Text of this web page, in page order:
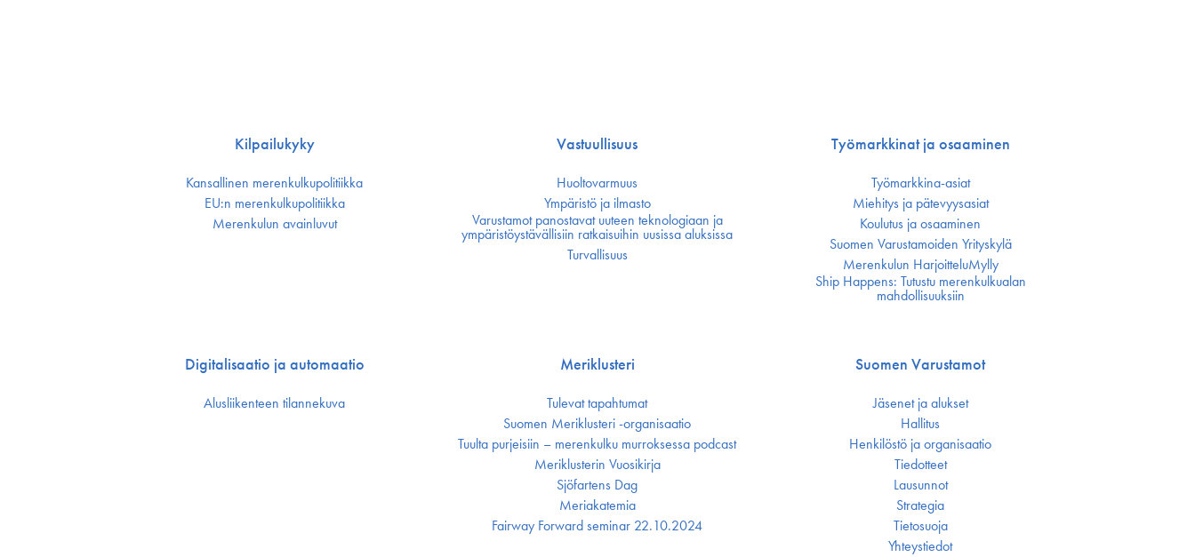
Kilpailukyky
Kansallinen merenkulku­politiikka
EU:n merenkulku­politiikka
Merenkulun avainluvut
Vastuullisuus
Huoltovarmuus
Ympäristö ja ilmasto
Varustamot panostavat uuteen teknologiaan ja
ympäristöystävällisiin ratkaisuihin uusissa aluksissa
Turvallisuus
Työmarkkinat ja osaaminen
Työmarkkina-asiat
Miehitys ja pätevyys­asiat
Koulutus ja osaaminen
Suomen Varustamoiden Yrityskylä
Merenkulun HarjoitteluMylly
Ship Happens: Tutustu merenkulkualan
mahdollisuuksiin
Digitalisaatio ja automaatio
Alusliikenteen tilannekuva
Meriklusteri
Tulevat tapahtumat
Suomen Meriklusteri -organisaatio
Tuulta purjeisiin – merenkulku murroksessa podcast
Meriklusterin Vuosikirja
Sjöfartens Dag
Meriakatemia
Fairway Forward seminar 22.10.2024
Suomen Varustamot
Jäsenet ja alukset
Hallitus
Henkilöstö ja organisaatio
Tiedotteet
Lausunnot
Strategia
Tietosuoja
Yhteystiedot